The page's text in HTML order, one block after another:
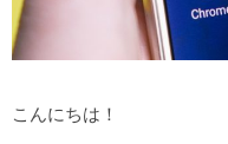
こんにちは！